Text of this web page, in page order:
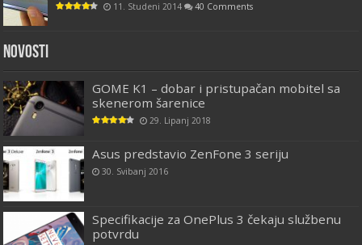
11. Studeni 2014 40 Comments
Novosti
GOME K1 – dobar i pristupačan mobitel sa
skenerom šarenice
29. Lipanj 2018
Asus predstavio ZenFone 3 seriju
30. Svibanj 2016
Specifikacije za OnePlus 3 čekaju službenu
potvrdu